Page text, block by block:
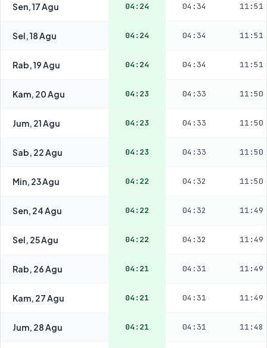
Sen, 17 Agu 04:24 04:34 11:51
Sel, 18 Agu 04:24 04:34 11:51
Rab, 19 Agu 04:24 04:34 11:51
Kam, 20 Agu 04:23 04:33 11:50
Jum, 21 Agu 04:23 04:33 11:50
Sab, 22 Agu 04:23 04:33 11:50
Min, 23 Agu 04:22 04:32 11:50
Sen, 24 Agu 04:22 04:32 11:49
Sel, 25 Agu 04:22 04:32 11:49
Rab, 26 Agu 04:21 04:31 11:49
Kam, 27 Agu 04:21 04:31 11:49
Jum, 28 Agu 04:21 04:31 11:48